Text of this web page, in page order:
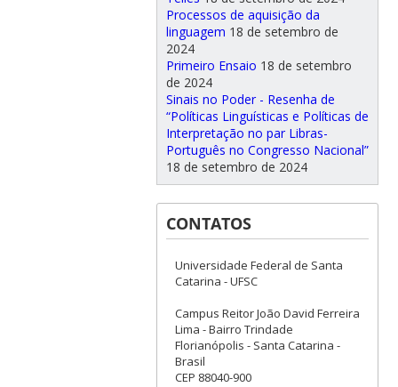
Processos de aquisição da
linguagem 18 de setembro de
2024
Primeiro Ensaio 18 de setembro
de 2024
Sinais no Poder - Resenha de
“Políticas Linguísticas e Políticas de
Interpretação no par Libras-
Português no Congresso Nacional”
18 de setembro de 2024
CONTATOS
Universidade Federal de Santa
Catarina - UFSC
Campus Reitor João David Ferreira
Lima - Bairro Trindade
Florianópolis - Santa Catarina -
Brasil
CEP 88040-900